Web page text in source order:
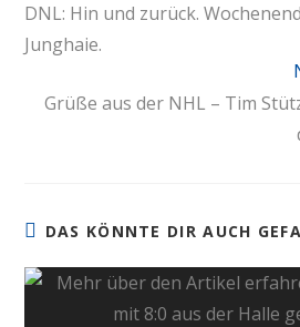
DNL: Hin und zurück.
Junghaie.
Grüße aus der NHL – Tim
DAS KÖNNTE DIR AUCH